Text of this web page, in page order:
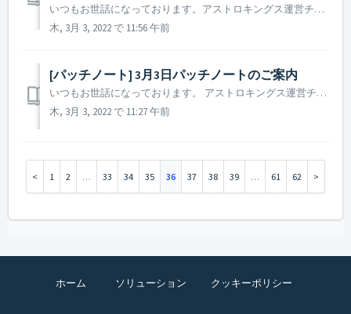
いつもお世話になっております。アストロキングス運営チームです。 この度の定期メンテナンス延長及び緊急メンテナンス、そして至らないご案内に対するお詫びとしまして、以下の通りお詫びのアイテムを配布させていただく予定です。 ▶️ 3月2日定期メンテナンス延長及び緊急メンテナンスのお詫びについて ...
木, 3月 3, 2022 で 11:56 午前
[パッチノート] 3月3日パッチノートのご案内
いつもお世話になっております。 アストロキングス運営チームです。 本日(2022年3月3日)に実施されたパッチノートについてご案内いたします。 ▶️ 2022年3月3日パッチノートのご案内 - 一部の言語において、ゲーム内の誤字脱字を修正しました。 ※ 参考事項 - 該...
木, 3月 3, 2022 で 11:27 午前
1 2 … 33 34 35 36 37 38 39 … 61 62
ホーム ソリューション クッキーポリシー